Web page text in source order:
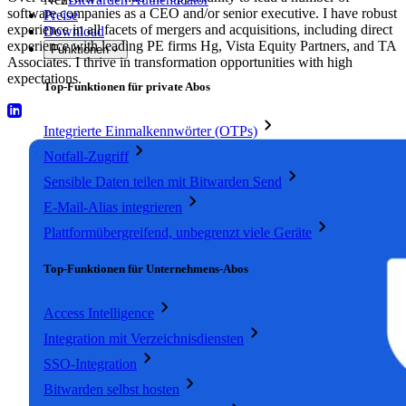
Preise
Download
Funktionen
Top-Funktionen für private Abos
Integrierte Einmalkennwörter (OTPs)
Notfall-Zugriff
Sensible Daten teilen mit Bitwarden Send
E-Mail-Alias integrieren
Plattformübergreifend, unbegrenzt viele Geräte
Top-Funktionen für Unternehmens-Abos
Access Intelligence
Integration mit Verzeichnisdiensten
SSO-Integration
Bitwarden selbst hosten
software companies as a CEO and/or senior executive. I have robust
experience in all facets of mergers and acquisitions, including direct
experience with leading PE firms Hg, Vista Equity Partners, and TA
Associates. I thrive in transformation opportunities with high
expectations.